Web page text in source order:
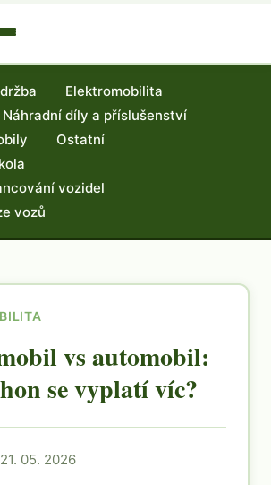
Elektromobilita
Náhradní díly a příslušenství
Ostatní
vozidel
vozů
vs automobil:
se vyplatí víc?
05. 2026